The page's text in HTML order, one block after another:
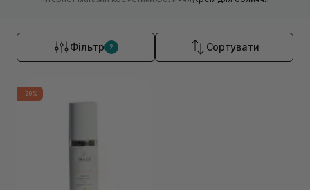
Фільтр 2 Сортувати
-20%